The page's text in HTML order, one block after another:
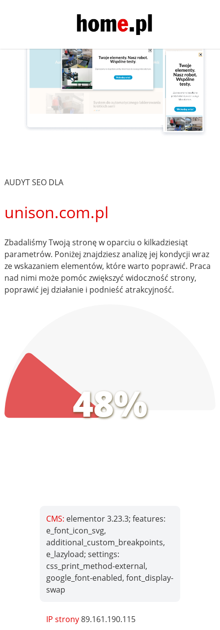
AUDYT SEO DLA
unison.com.pl
Zbadaliśmy Twoją stronę w oparciu o kilkadziesiąt
parametrów. Poniżej znajdziesz analizę jej kondycji wraz
ze wskazaniem elementów, które warto poprawić. Praca
nad nimi może pomóc zwiększyć widoczność strony,
poprawić jej działanie i podnieść atrakcyjność.
48%
CMS: elementor 3.23.3; features:
e_font_icon_svg,
additional_custom_breakpoints,
e_lazyload; settings:
css_print_method-external,
google_font-enabled, font_display-
swap
IP strony89.161.190.115